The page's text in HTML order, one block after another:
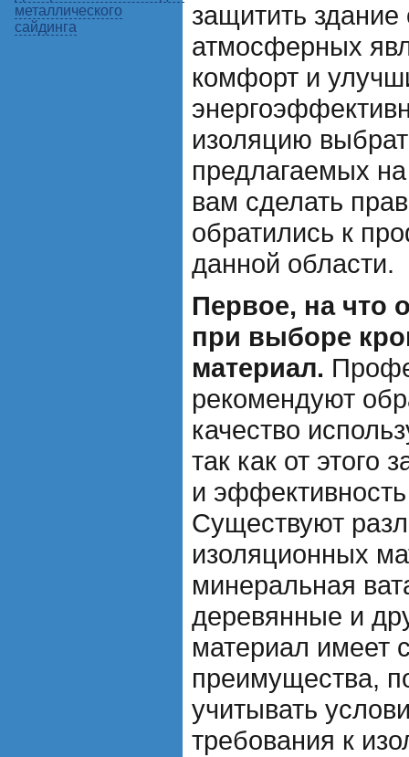
металлического
сайдинга
защитить здание
атмосферных
комфорт и
изоляцию
предлагаемых
вам сделать
обратились к
данной области.
Первое, на что
при выборе
материал.
рекомендуют
качество
так как от этого
и
Существуют
изоляционных
минеральная
деревянные и
материал имеет
преимущества,
учитывать
требования к